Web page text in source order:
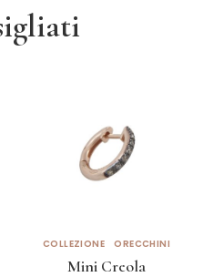
COLLEZIONE ORECCHINI
Mini Creola